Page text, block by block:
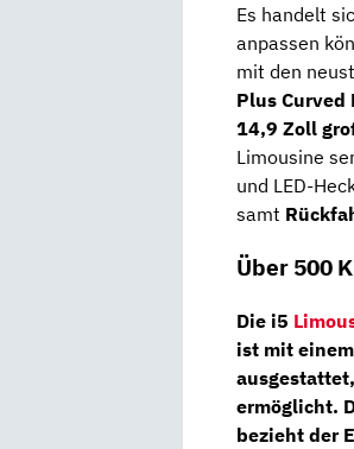
Es handelt
anpassen
mit den
Plus Curved
14,9 Zoll
Limousine
und LED-
samt
Über 500
Die i5
ist mit
ermöglicht.
bezieht der